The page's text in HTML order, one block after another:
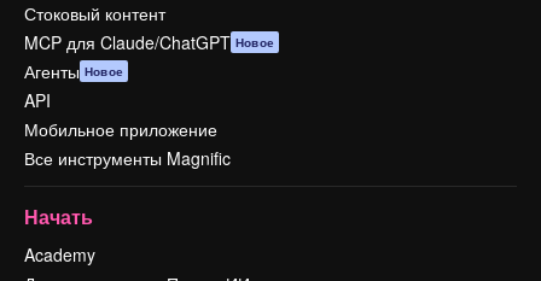
Стоковый контент
MCP для Claude/ChatGPT Новое
Агенты Новое
API
Мобильное приложение
Все инструменты Magnific
Начать
Academy